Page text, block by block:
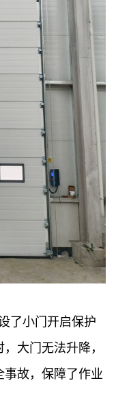
了小门开启保护
大门无法升降，
事故，保障了作业